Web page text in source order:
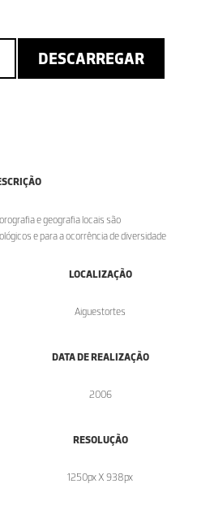
DESCARREGAR
e geografia locais são
e para a ocorrência de diversidade
LOCALIZAÇÃO
Aiguestortes
DATA DE REALIZAÇÃO
2006
RESOLUÇÃO
1250px X 938px